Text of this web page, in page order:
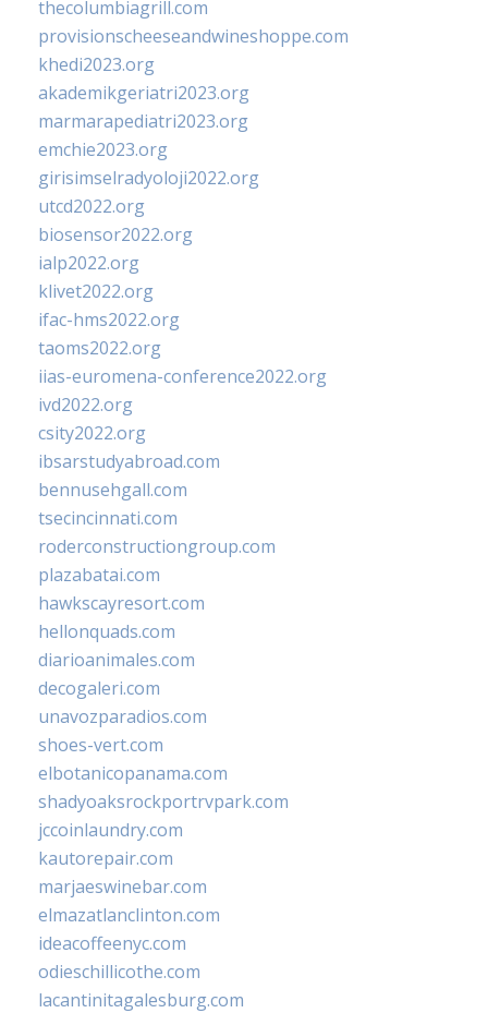
thecolumbiagrill.com
provisionscheeseandwineshoppe.com
khedi2023.org
akademikgeriatri2023.org
marmarapediatri2023.org
emchie2023.org
girisimselradyoloji2022.org
utcd2022.org
biosensor2022.org
ialp2022.org
klivet2022.org
ifac-hms2022.org
taoms2022.org
iias-euromena-conference2022.org
ivd2022.org
csity2022.org
ibsarstudyabroad.com
bennusehgall.com
tsecincinnati.com
roderconstructiongroup.com
plazabatai.com
hawkscayresort.com
hellonquads.com
diarioanimales.com
decogaleri.com
unavozparadios.com
shoes-vert.com
elbotanicopanama.com
shadyoaksrockportrvpark.com
jccoinlaundry.com
kautorepair.com
marjaeswinebar.com
elmazatlanclinton.com
ideacoffeenyc.com
odieschillicothe.com
lacantinitagalesburg.com